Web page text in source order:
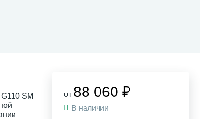
SM
от 88 060 ₽
В наличии